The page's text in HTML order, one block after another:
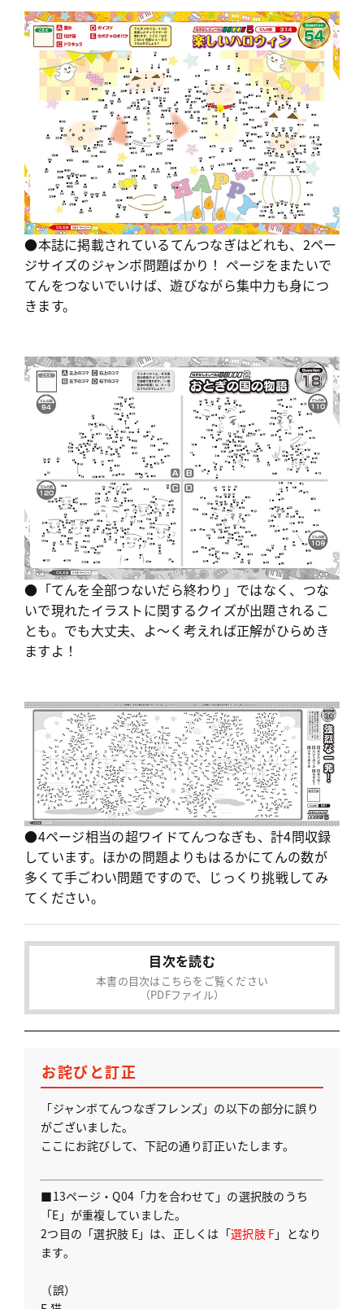
●本誌に掲載されているてんつなぎはどれも、2ペー
ジサイズのジャンボ問題ばかり！ ページをまたいで
てんをつないでいけば、遊びながら集中力も身につ
きます。
●「てんを全部つないだら終わり」ではなく、つな
いで現れたイラストに関するクイズが出題されるこ
とも。でも大丈夫、よ〜く考えれば正解がひらめき
ますよ！
●4ページ相当の超ワイドてんつなぎも、計4問収録
しています。ほかの問題よりもはるかにてんの数が
多くて手ごわい問題ですので、じっくり挑戦してみ
てください。
目次を読む
本書の目次はこちらをご覧ください
（PDFファイル）
お詫びと訂正
「ジャンボてんつなぎフレンズ」の以下の部分に誤り
がございました。
ここにお詫びして、下記の通り訂正いたします。
■13ページ・Q04「力を合わせて」の選択肢のうち
「E」が重複していました。
2つ目の「選択肢 E」は、正しくは「選択肢 F」となり
ます。
（誤）